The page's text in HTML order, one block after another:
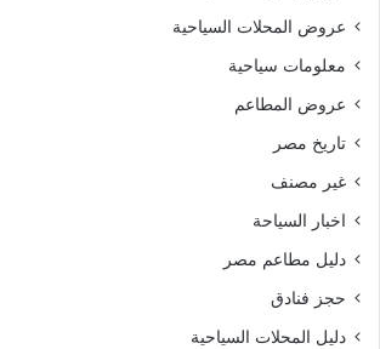
عروض المحلات السياحية
معلومات سياحية
عروض المطاعم
تاريخ مصر
غير مصنف
اخبار السياحة
دليل مطاعم مصر
حجز فنادق
دليل المحلات السياحية